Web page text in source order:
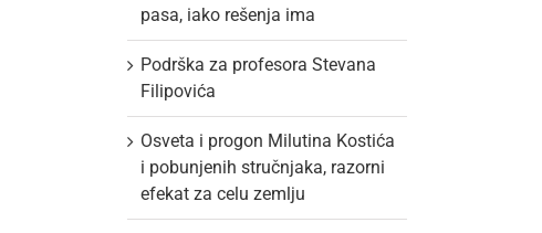
pasa, iako rešenja ima
Podrška za profesora Stevana
Filipovića
Osveta i progon Milutina Kostića
i pobunjenih stručnjaka, razorni
efekat za celu zemlju